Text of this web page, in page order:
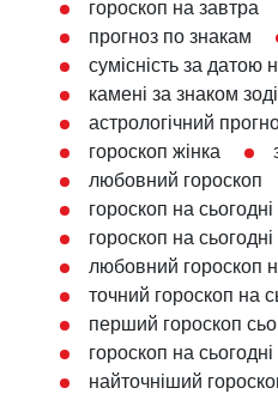
гороскоп на завтра
прогноз по знакам
сумісність за датою
камені за знаком
астрологічний
гороскоп жінка
любовний гороскоп
гороскоп на сьогодні
гороскоп на сьогодні
любовний гороскоп
точний гороскоп на
перший гороскоп
гороскоп на
найточніший